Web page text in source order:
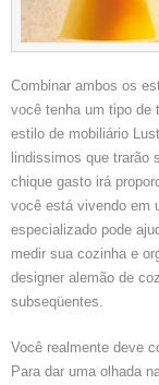
Combinar ambos os
você tenha um tipo de
estilo de mobiliário
lindissimos que trarão
chique gasto irá
você está vivendo em
especializado pode
medir sua cozinha e
designer alemão de
subseqüentes.
Você realmente deve
Para dar uma olhada